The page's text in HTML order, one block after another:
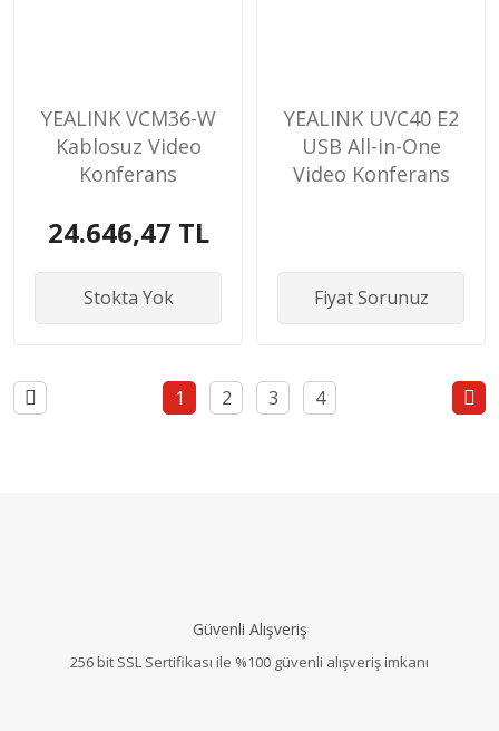
YEALINK VCM36-W
Kablosuz Video
Konferans
24.646,47 TL
Stokta Yok
YEALINK UVC40 E2
USB All-in-One
Video Konferans
Fiyat Sorunuz
1 2 3 4
Güvenli Alışveriş
256 bit SSL Sertifikası ile %100 güvenli alışveriş imkanı